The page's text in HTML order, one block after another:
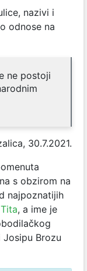
nazivi i
odnose na
ne postoji
30.7.2021.
s obzirom na
najpoznatijih
, a ime je
Brozu